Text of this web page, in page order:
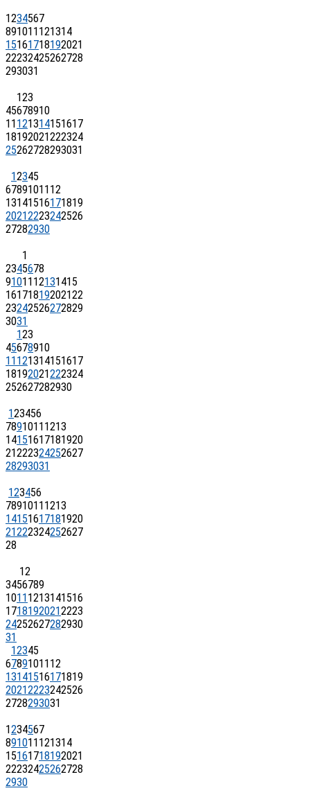
1234567
891011 121314
15161718192021
22232425262728
293031
123
45678910
11 121314151617
18192021222324
25262728293031
12345
67891011 12
13141516171819
20212223242526
27282930
1
2345678
91011 12131415
16171819202122
23242526272829
3031
123
45678910
11 121314151617
18192021222324
252627282930
123456
7891011 1213
14151617181920
21222324252627
28293031
123456
7891011 1213
14151617181920
21222324252627
28
12
3456789
1011 1213141516
17181920212223
24252627282930
31
12345
67891011 12
13141516171819
20212223242526
2728293031
1234567
891011 121314
15161718192021
22232425262728
2930